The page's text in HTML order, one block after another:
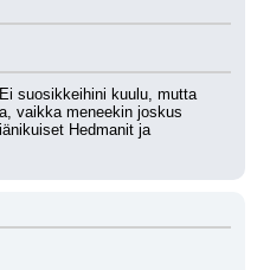
suosikkeihini kuulu, mutta
vaikka meneekin joskus
Hedmanit ja